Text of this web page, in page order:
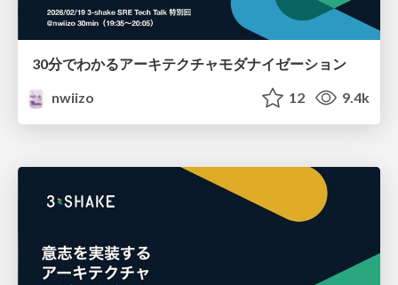
30分でわかるアーキテクチャモダナイゼーション
nwiizo
12 9.4k